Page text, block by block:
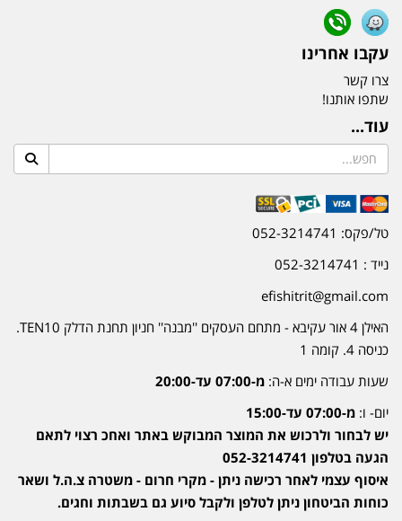
עקבו אחרינו
צרו קשר
שתפו אותנו!
עוד...
טל/פקס: 052-3214741
נייד : 052-3214741
efishitrit@gmail.com
האילן 4 אור עקיבא - מתחם העסקים ''מבנה'' חניון תחנת הדלק TEN10.
כניסה 4. קומה 1
שעות עבודה ימים א-ה: מ-07:00 עד-20:00
יום- ו: מ-07:00 עד-15:00
יש לבחור ולרכוש את המוצר המבוקש באתר ואחכ רצוי לתאם
הגעה בטלפון 052-3214741
איסוף עצמי לאחר רכישה ניתן - מקרי חרום - משטרה צ.ה.ל ושאר
כוחות הביטחון ניתן לטלפן ולקבל סיוע גם בשבתות וחגים.